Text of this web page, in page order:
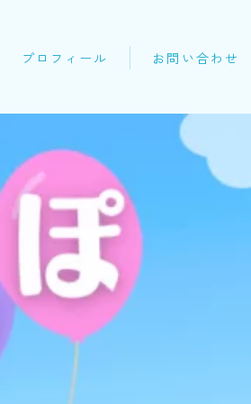
プロフィール お問い合わせ